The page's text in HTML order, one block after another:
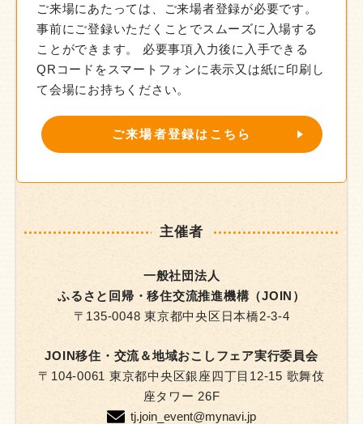
ご来場にあたっては、ご来場者登録が必要です。
事前にご登録いただくことでスムーズに入場する
ことができます。
必要事項入力後に入手できる
QRコードをスマートフォンに表示又は紙に印刷し
て会場にお持ちください。
ご来場者登録はこちら
主催者
一般社団法人
ふるさと回帰・移住交流推進機構（JOIN）
〒135-0048 東京都中央区日本橋2-3-4
JOIN移住・交流＆地域おこしフェア実行委員会
〒104-0061 東京都中央区銀座四丁目12-15 歌舞伎
座タワー 26F
tj.join_event@mynavi.jp